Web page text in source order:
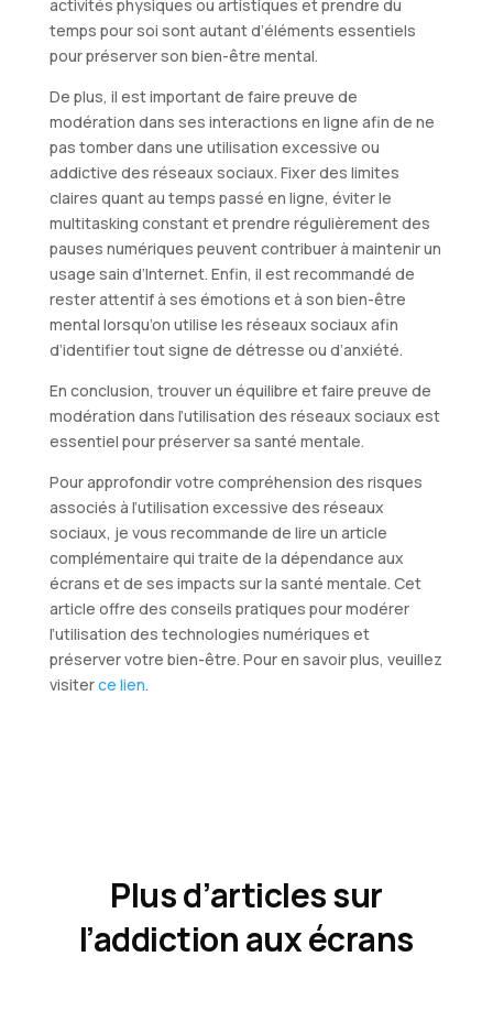
activités physiques ou artistiques et prendre du
temps pour soi sont autant d’éléments essentiels
pour préserver son bien-être mental.
De plus, il est important de faire preuve de
modération dans ses interactions en ligne afin de ne
pas tomber dans une utilisation excessive ou
addictive des réseaux sociaux. Fixer des limites
claires quant au temps passé en ligne, éviter le
multitasking constant et prendre régulièrement des
pauses numériques peuvent contribuer à maintenir un
usage sain d’Internet. Enfin, il est recommandé de
rester attentif à ses émotions et à son bien-être
mental lorsqu’on utilise les réseaux sociaux afin
d’identifier tout signe de détresse ou d’anxiété.
En conclusion, trouver un équilibre et faire preuve de
modération dans l’utilisation des réseaux sociaux est
essentiel pour préserver sa santé mentale.
Pour approfondir votre compréhension des risques
associés à l’utilisation excessive des réseaux
sociaux, je vous recommande de lire un article
complémentaire qui traite de la dépendance aux
écrans et de ses impacts sur la santé mentale. Cet
article offre des conseils pratiques pour modérer
l’utilisation des technologies numériques et
préserver votre bien-être. Pour en savoir plus, veuillez
visiterce lien.
Plus d’articles sur
l’addiction aux écrans